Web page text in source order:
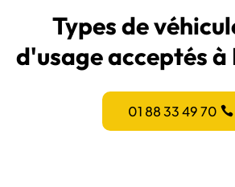
Types de
d'usage acceptés
01 88 33 49 70